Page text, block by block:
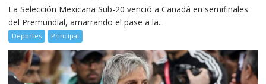
La Selección Mexicana Sub-20 venció a Canadá en semifinales
del Premundial, amarrando el pase a la...
Deportes Principal